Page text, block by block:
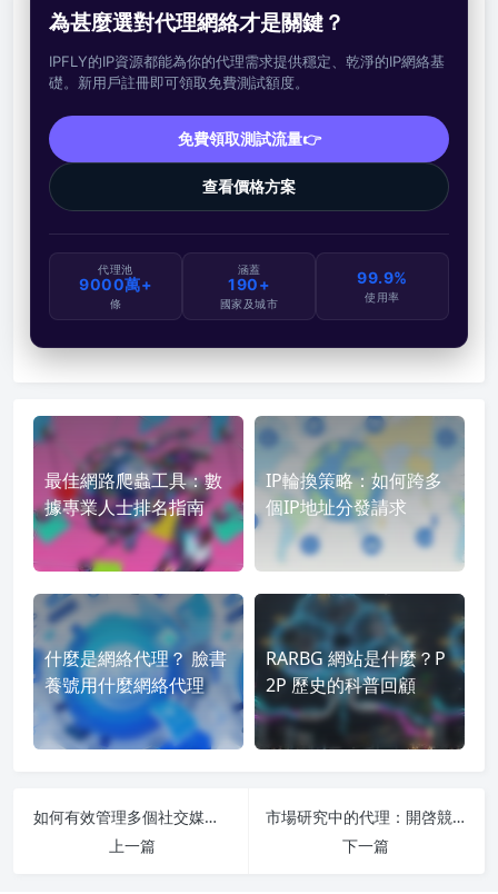
為甚麼選對代理網絡才是關鍵？
IPFLY的IP資源都能為你的代理需求提供穩定、乾淨的IP網絡基
礎。新用戶註冊即可領取免費測試額度。
免費領取測試流量👉
查看價格方案
代理池
9000萬+
條
涵蓋
190+
國家及城市
99.9%
使用率
最佳網路爬蟲工具：數
據專業人士排名指南
IP輪換策略：如何跨多
個IP地址分發請求
什麼是網絡代理？ 臉書
養號用什麼網絡代理
RARBG 網站是什麼？P
2P 歷史的科普回顧
如何有效管理多個社交媒體賬户
上一篇
市場研究中的代理：開啓競爭洞察
下一篇